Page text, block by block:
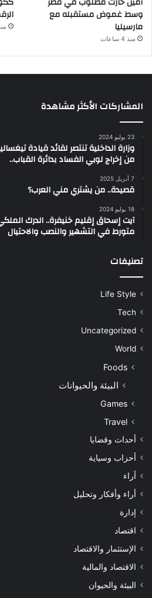
وسط غموض مستقبله مع
مارسيليا
منذ 4 ساعات
منذ 4
المشاركات الأكثر مشاهدة
23 يوليو 2024
وزارة الداخلية تنتصر لقائد قيادة
من إخراج لوبي الفساد بدائرة القباب..
7 أبريل 2025
قصيدة.. من يشتري مني العرب؟
18 يوليو 2024
آيت إسحاق إقليم خنيفرة.. الدرك
متورط في التشهير والنصب والاحتيال
تصنيفات
Life Style
Tech
Uncategorized
World
Foods
البيئة والحيوانات
Games
Travel
أحداث وقضايا
أحزاب وسياية
أراء
أراء وأفكار وتحليل
إدارة
اقتصاد
الإستثمار والاقتصاد
الاقتصاد والمالية
البيئة والحيوان